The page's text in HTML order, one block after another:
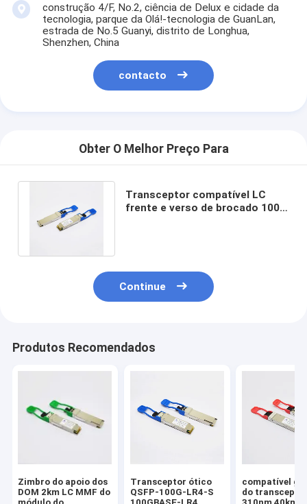
construção 4/F, No.2, ciência de Delux e cidade da
tecnologia, parque da Olá!-tecnologia de GuanLan,
estrada de No.5 Guanyi, distrito de Longhua,
Shenzhen, China
contacto
Obter O Melhor Preço Para
Transceptor compatível LC
frente e verso de brocado 100G
Continue
Produtos Recomendados
Zimbro do apoio dos
DOM 2km LC MMF do
Transceptor ótico
QSFP-100G-LR4-S
compatível
do